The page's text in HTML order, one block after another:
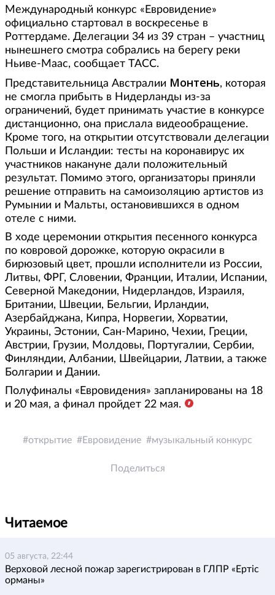
Международный конкурс «Евровидение»
официально стартовал в воскресенье в
Роттердаме. Делегации 34 из 39 стран – участниц
нынешнего смотра собрались на берегу реки
Ньиве-Маас, сообщает ТАСС.
Представительница Австралии Монтень, которая
не смогла прибыть в Нидерланды из-за
ограничений, будет принимать участие в конкурсе
дистанционно, она прислала видеообращение.
Кроме того, на открытии отсутствовали делегации
Польши и Исландии: тесты на коронавирус их
участников накануне дали положительный
результат. Помимо этого, организаторы приняли
решение отправить на самоизоляцию артистов из
Румынии и Мальты, остановившихся в одном
отеле с ними.
В ходе церемонии открытия песенного конкурса
по ковровой дорожке, которую окрасили в
бирюзовый цвет, прошли исполнители из России,
Литвы, ФРГ, Словении, Франции, Италии, Испании,
Северной Македонии, Нидерландов, Израиля,
Британии, Швеции, Бельгии, Ирландии,
Азербайджана, Кипра, Норвегии, Хорватии,
Украины, Эстонии, Сан-Марино, Чехии, Греции,
Австрии, Грузии, Молдовы, Португалии, Сербии,
Финляндии, Албании, Швейцарии, Латвии, а также
Болгарии и Дании.
Полуфиналы «Евровидения» запланированы на 18
и 20 мая, а финал пройдет 22 мая.
открытие Евровидение музыкальный конкурс
Поделиться
Читаемое
05 августа, 22:44
Верховой лесной пожар зарегистрирован в ГЛПР «Ертіс
орманы»